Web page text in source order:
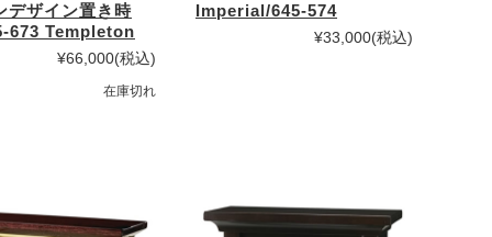
デザイン置き時
673 Templeton
¥66,000(税込)
在庫切れ
Imperial/645-574
¥33,000(税込)